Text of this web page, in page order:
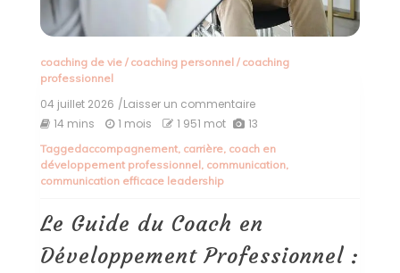
coaching de vie/ coaching personnel / coaching
professionnel
04 juillet 2026 /Laisser un commentaireon
Le
du
Coach
:
Accompagner
vers
14 mins 1 mois 1 951 mot 13
Taggedaccompagnement, carrière, coach en
développement professionnel, communication,
communication efficace leadership
Le Guide du Coach en
Développement Professionnel :